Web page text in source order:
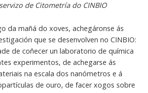
de Citometría do CINBIO
da mañá do xoves, achegáronse ás
que se desenvolven no CINBIO:
de coñecer un laboratorio de química
experimentos, de achegarse ás
na escala dos nanómetros e á
de ouro, de facer xogos sobre